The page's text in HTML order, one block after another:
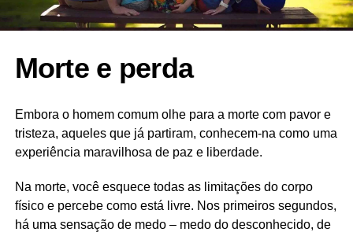
Morte e perda
Embora o homem comum olhe para a morte com pavor e
tristeza, aqueles que já partiram, conhecem-na como uma
experiência maravilhosa de paz e liberdade.
Na morte, você esquece todas as limitações do corpo
físico e percebe como está livre. Nos primeiros segundos,
há uma sensação de medo – medo do desconhecido, de